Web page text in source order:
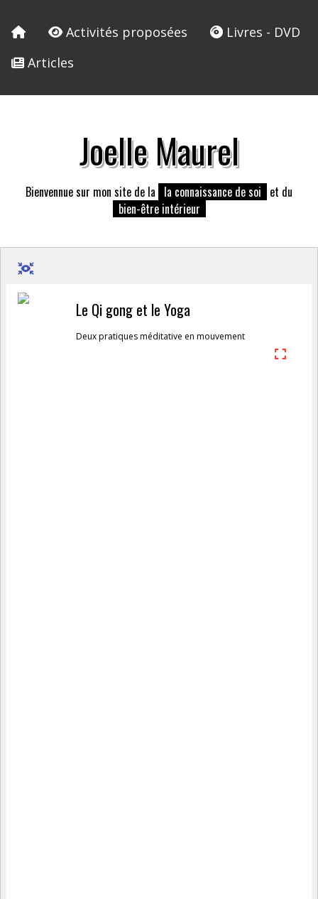
Activités proposées
Livres - DVD
Articles
Joelle Maurel
Bienvennue sur mon site de la la connaissance de soi et du
bien-être intérieur
Le Qi gong et le Yoga
Deux pratiques méditative en mouvement